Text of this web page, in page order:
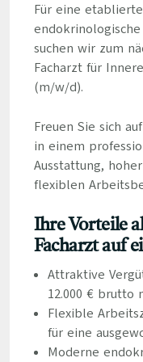
Für eine
suchen wir zum
Facharzt für
(m/w/d).
Freuen Sie sich
in einem
Ausstattung,
flexiblen
Ihre Vorteile
Facharzt auf
Attraktive
12.000 € brutto
Flexible
für eine
Moderne